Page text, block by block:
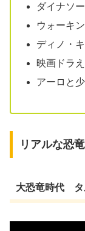
ダイナソー
ウォーキ
ディノ・
映画ドラ
アーロと
リアルな恐
大恐竜時代 タ